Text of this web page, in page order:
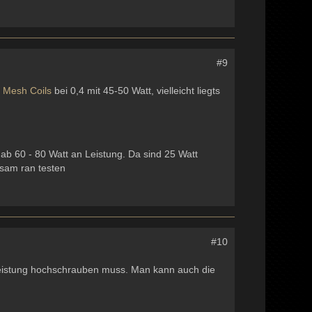
#9
Mesh Coils bei 0,4 mit 45-50 Watt, vielleicht liegts
60 - 80 Watt an Leistung. Da sind 25 Watt
ran testen
#10
hochschrauben muss. Man kann auch die